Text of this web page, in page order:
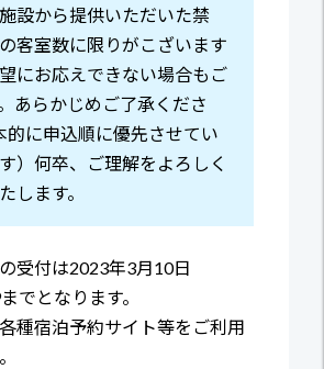
設から提供いただいた禁
客室数に限りがこざいます
にお応えできない場合もご
あらかじめご了承くださ
的に申込順に優先させてい
）何卒、ご理解をよろしく
します。
受付は2023年3月10日
でとなります。
種宿泊予約サイト等をご利用